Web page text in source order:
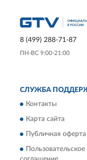
8 (499) 288-71-87
ПН-ВС 9:00-21:00
СЛУЖБА
Контакты
Карта сайта
Публичная оферта
Пользовательское